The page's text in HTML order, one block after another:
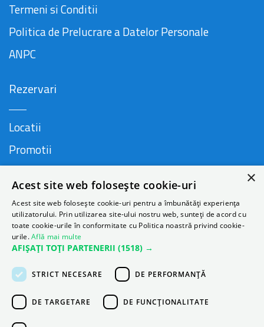
Termeni si Conditii
Politica de Prelucrare a Datelor Personale
ANPC
Rezervari
Locatii
Promotii
Companie
Contact
Despre Autonom
×
Acest site web folosește cookie-uri
Acest site web folosește cookie-uri pentru a îmbunătăți experiența
utilizatorului. Prin utilizarea site-ului nostru web, sunteți de acord cu
toate cookie-urile în conformitate cu Politica noastră privind cookie-
urile.Află mai multe
AFIȘAȚI TOȚI PARTENERII (1518) →
STRICT NECESARE DE PERFORMANȚĂ
DE TARGETARE DE FUNCŢIONALITATE